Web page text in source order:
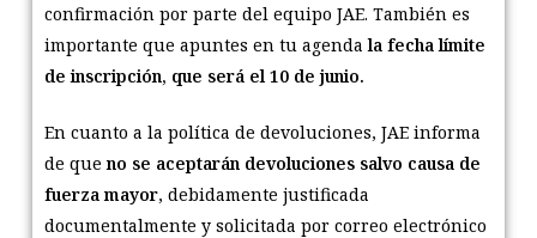
confirmación por parte del equipo JAE. También es
importante que apuntes en tu agendala fecha límite
de inscripción, que será el 10 de junio.
En cuanto a la política de devoluciones, JAE informa
de queno se aceptarán devoluciones salvo causa de
fuerza mayor, debidamente justificada
documentalmente y solicitada por correo electrónico